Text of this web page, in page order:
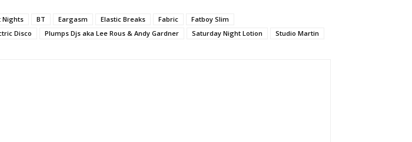
Nights BT Eargasm Elastic Breaks Fabric
Fatboy Slim
Disco Plumps Djs aka Lee Rous & Andy Gardner Saturday Night Lotion Studio Martin